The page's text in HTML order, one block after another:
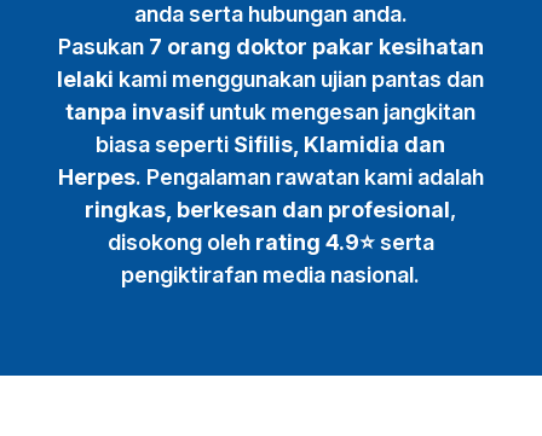
anda serta hubungan anda.
Pasukan 7 orang doktor pakar kesihatan
lelaki kami menggunakan ujian pantas dan
tanpa invasif untuk mengesan jangkitan
biasa seperti Sifilis, Klamidia dan
Herpes. Pengalaman rawatan kami adalah
ringkas, berkesan dan profesional,
disokong oleh rating 4.9⭐serta
pengiktirafan media nasional.